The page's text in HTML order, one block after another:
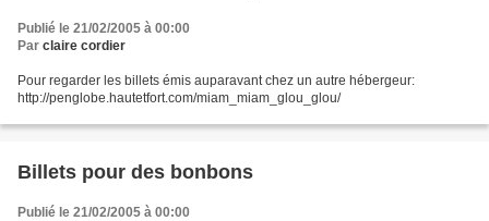
Publié le 21/02/2005 à 00:00
Par claire cordier
Pour regarder les billets émis auparavant chez un autre hébergeur:
http://penglobe.hautetfort.com/miam_miam_glou_glou/
Billets pour des bonbons
Publié le 21/02/2005 à 00:00